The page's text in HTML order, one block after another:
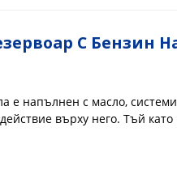
С Бензин
е напълнен с масло,
върху него. Тъй
в резервоара на